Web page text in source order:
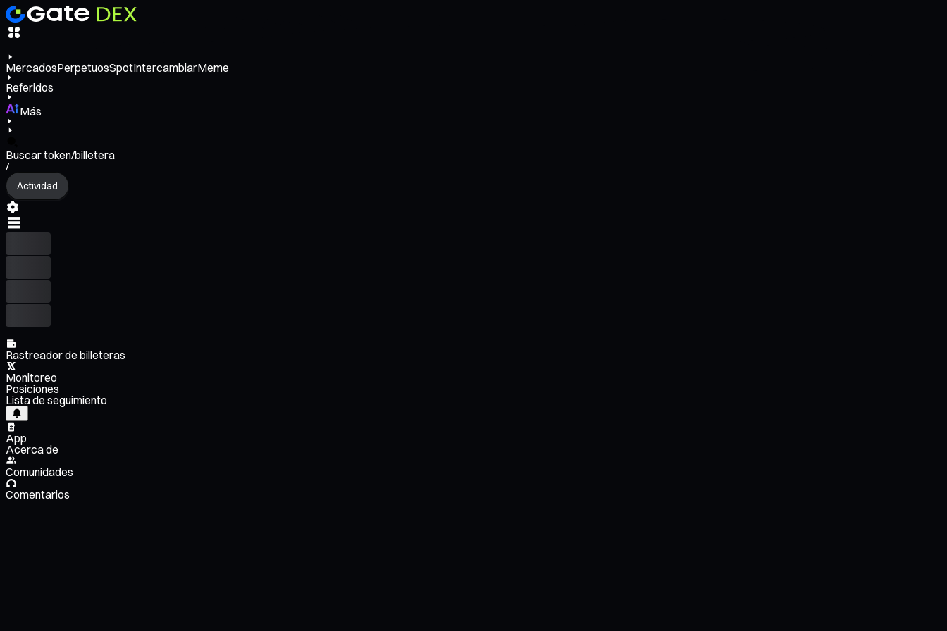
MercadosPerpetuosSpotIntercambiarMeme
Referidos
Más
Buscar token/billetera
/
Actividad
Rastreador de billeteras
Monitoreo
Posiciones
Lista de seguimiento
App
Acerca de
Comunidades
Comentarios